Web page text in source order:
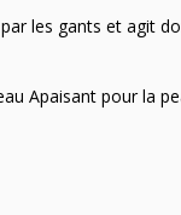
les gants et agit
Apaisant pour la